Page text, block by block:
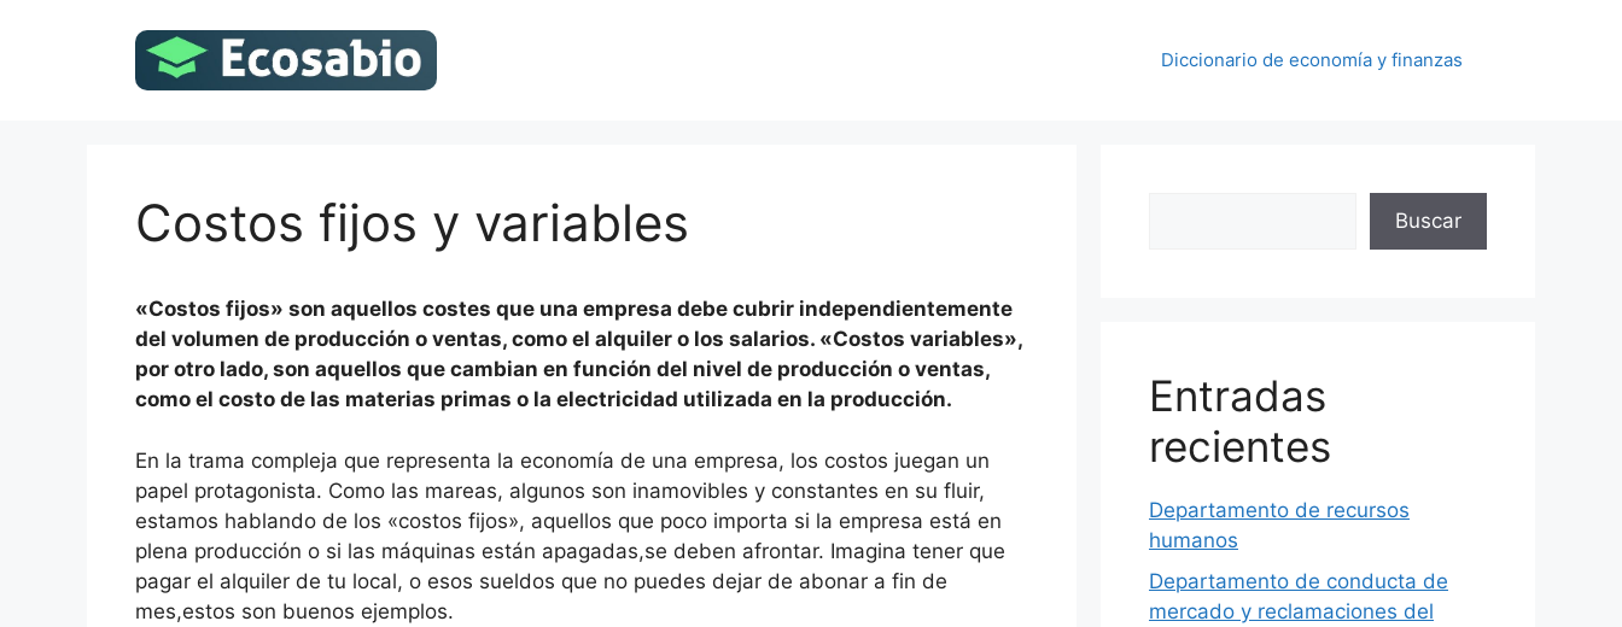
Diccionario de economía y finanzas
Costos fijos y variables
«Costos fijos» son aquellos costes que una empresa debe cubrir independientemente
del volumen de producción o ventas, como el alquiler o los salarios. «Costos variables»,
por otro lado, son aquellos que cambian en función del nivel de producción o ventas,
como el costo de las materias primas o la electricidad utilizada en la producción.
En la trama compleja que representa la economía de una empresa, los costos juegan un
papel protagonista. Como las mareas, algunos son inamovibles y constantes en su fluir,
estamos hablando de los «costos fijos», aquellos que poco importa si la empresa está en
plena producción o si las máquinas están apagadas,se deben afrontar. Imagina tener que
pagar el alquiler de tu local, o esos sueldos que no puedes dejar de abonar a fin de
mes,estos son buenos ejemplos.
Buscar
Entradas
recientes
Departamento de recursos
humanos
Departamento de conducta de
mercado y reclamaciones del